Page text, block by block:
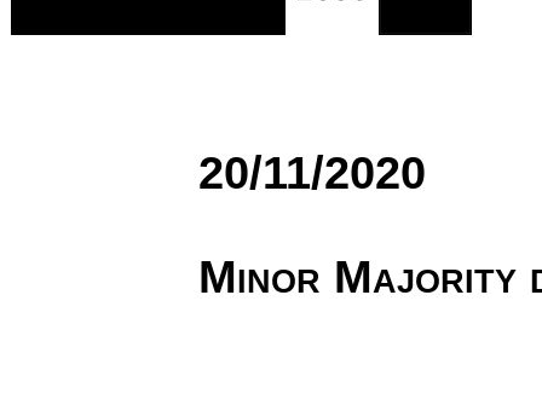
20/11/2020
Minor Majority